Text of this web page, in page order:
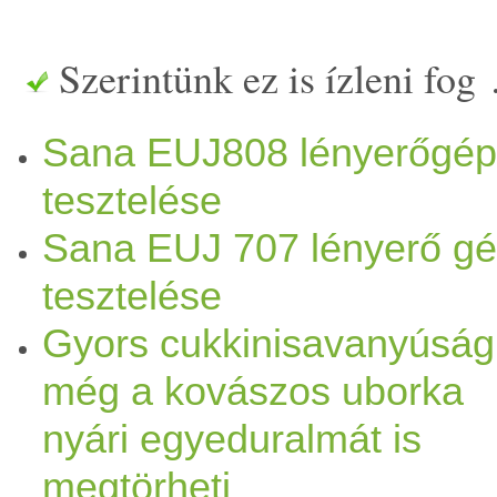
egy köztes megoldást...
gyors
betöltő nyílása nagy, és
anyagból... Ez a gép pedig
whole slow juicer vagyis
benyomás :) ilyen volt. A
magas építésű, nem fér el
alatt... így csak szétszedve
Szerintünk ez is ízleni
Sana EUJ808 lényerőgép
tesztelése
Sana EUJ 707 lényerő
tesztelése
Gyors
még a kovászos uborka
nyári egyeduralmát is
megtörheti